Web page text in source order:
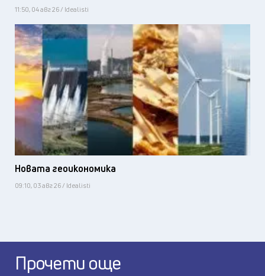
11:50, 04 авг 26 / Idealisti
Новата геоикономика
09:10, 03 авг 26 / Idealisti
Прочети още